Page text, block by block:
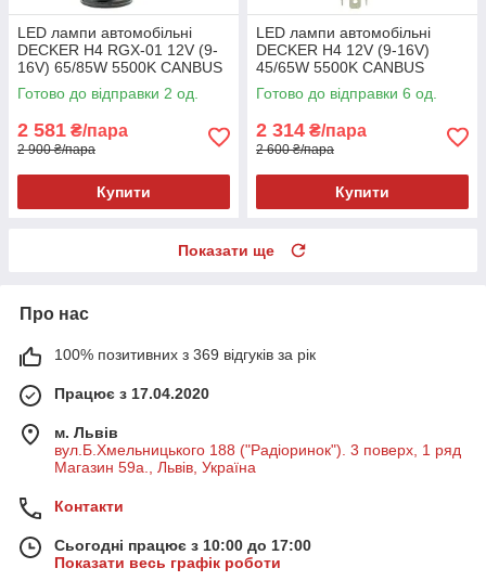
LED лампи автомобільні
DECKER H4 RGX-01 12V (9-
16V) 65/85W 5500K CANBUS
Лінзовані (комплект 2шт)
Готово до відправки 2 од.
2 581 ₴/пара
2 900 ₴/пара
Купити
LED лампи автомобільні
DECKER H4 12V (9-16V)
45/65W 5500K CANBUS
Лінзовані (комплект 2шт)
Готово до відправки 6 од.
2 314 ₴/пара
2 600 ₴/пара
Купити
Показати ще
Про нас
100% позитивних з 369 відгуків за рік
Працює з 17.04.2020
м. Львів
вул.Б.Хмельницького 188 ("Радіоринок"). 3 поверх, 1 ряд
Магазин 59а., Львів, Україна
Контакти
Сьогодні працює з 10:00 до 17:00
Показати весь графік роботи